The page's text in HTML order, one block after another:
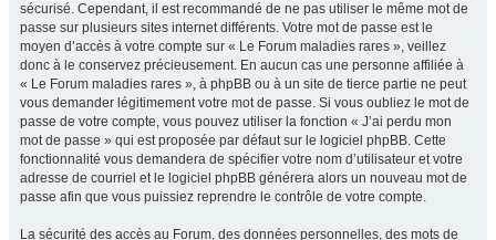
sécurisé. Cependant, il est recommandé de ne pas utiliser le même mot de
passe sur plusieurs sites internet différents. Votre mot de passe est le
moyen d’accès à votre compte sur « Le Forum maladies rares », veillez
donc à le conservez précieusement. En aucun cas une personne affiliée à
« Le Forum maladies rares », à phpBB ou à un site de tierce partie ne peut
vous demander légitimement votre mot de passe. Si vous oubliez le mot de
passe de votre compte, vous pouvez utiliser la fonction « J’ai perdu mon
mot de passe » qui est proposée par défaut sur le logiciel phpBB. Cette
fonctionnalité vous demandera de spécifier votre nom d’utilisateur et votre
adresse de courriel et le logiciel phpBB générera alors un nouveau mot de
passe afin que vous puissiez reprendre le contrôle de votre compte.
La sécurité des accès au Forum, des données personnelles, des mots de